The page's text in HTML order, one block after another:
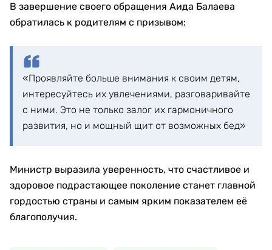
В завершение своего обращения Аида Балаева
обратилась к родителям с призывом:
«Проявляйте больше внимания к своим детям,
интересуйтесь их увлечениями, разговаривайте
с ними. Это не только залог их гармоничного
развития, но и мощный щит от возможных бед»
Министр выразила уверенность, что счастливое и
здоровое подрастающее поколение станет главной
гордостью страны и самым ярким показателем её
благополучия.